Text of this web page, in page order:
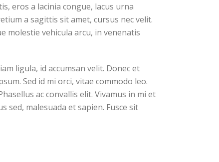
eros a lacinia congue, lacus urna
a sagittis sit amet, cursus nec velit.
molestie vehicula arcu, in venenatis
ligula, id accumsan velit. Donec et
Sed id mi orci, vitae commodo leo.
ac convallis elit. Vivamus in mi et
sed, malesuada et sapien. Fusce sit